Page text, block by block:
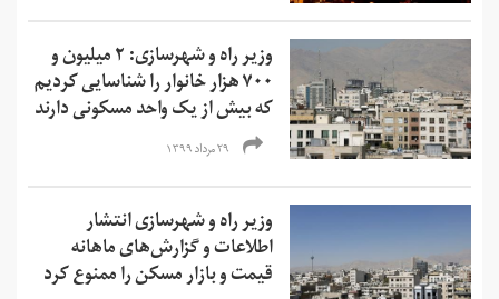
وزیر راه و شهرسازی: ۲ میلیون و
۷۰۰ هزار خانوار را شناسایی کردیم
که بیش از یک واحد مسکونی دارند
۲۹ مرداد ۱۳۹۹
وزیر راه و شهرسازی انتشار
اطلاعات و گزارش‌های ماهانه
قیمت و بازار مسکن را ممنوع کرد